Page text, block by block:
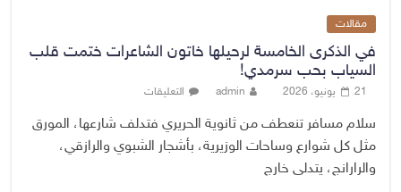
مقالات
في الذكرى الخامسة لرحيلها خاتون الشاعرات ختمت قلب
السياب بحب سرمدي!
21 يونيو، 2026 admin التعليقات
سلام مسافر تنعطف من ثانوية الحريري فتدلف شارعها، المورق
مثل كل شوارع وساحات الوزيرية، بأشجار الشبوي والرازقي،
والرارانج، يتدلى خارج